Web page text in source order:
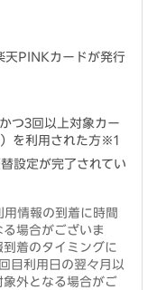
天PINKカードが発行
つ3回以上対象カー
を利用された方※1
設定が完了されてい
情報の到着に時間
場合がございま
着のタイミングに
目利用日の翌々月以
象外となる場合がご